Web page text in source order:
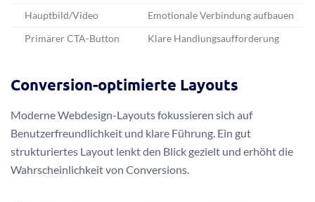
Hauptbild/Video Emotionale Verbindung aufbauen
Primärer CTA-Button Klare Handlungsaufforderung
Conversion-optimierte Layouts
Moderne Webdesign-Layouts fokussieren sich auf
Benutzerfreundlichkeit und klare Führung. Ein gut
strukturiertes Layout lenkt den Blick gezielt und erhöht die
Wahrscheinlichkeit von Conversions.